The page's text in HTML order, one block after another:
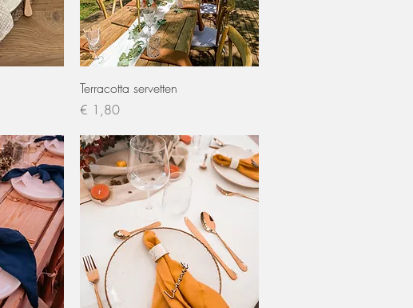
Snel overzicht
Terracotta servetten
Prijs
€ 1,80